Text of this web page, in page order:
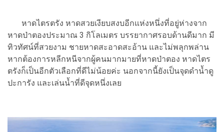
หาดไตรตรัง หาดสวยเงียบสงบอีกแห่งหนึ่งที่อยู่ห่างจาก
หาดป่าตองประมาณ 3 กิโลเมตร บรรยากาศรอบด้านดีมาก มี
ทิวทัศน์ที่สวยงาม ชายหาดสะอาดสะอ้าน และไม่พลุกพล่าน
หากต้องการหลีกหนีจากผู้คนมากมายที่หาดป่าตอง หาดไตร
ตรังก็เป็นอีกตัวเลือกที่ดีไม่น้อยค่ะ นอกจากนี้ยังเป็นจุดดำน้ำดู
ปะการัง และเล่นน้ำที่ดีจุดหนึ่งเลย